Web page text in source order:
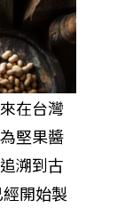
在台灣
堅果醬
溯到古
開始製